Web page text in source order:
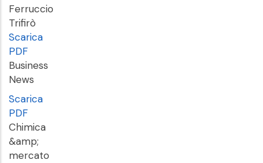
Ferruccio
Trifirò
Scarica
PDF
Business
News
Scarica
PDF
Chimica
&amp;
mercato